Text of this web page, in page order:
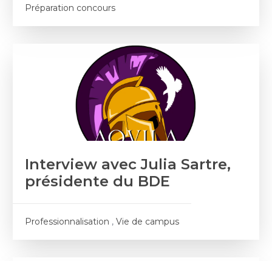
Préparation concours
Interview avec Julia Sartre,
présidente du BDE
Professionnalisation , Vie de campus